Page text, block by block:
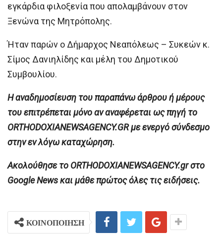
εγκάρδια φιλοξενία που απολαμβάνουν στον
Ξενώνα της Μητρόπολης.
Ήταν παρών ο Δήμαρχος Νεαπόλεως – Συκεών κ.
Σίμος Δανιηλίδης και μέλη του Δημοτικού
Συμβουλίου.
H αναδημοσίευση του παραπάνω άρθρου ή μέρους
του επιτρέπεται μόνο αν αναφέρεται ως πηγή το
ORTHODOXIANEWSAGENCY.GR με ενεργό σύνδεσμο
στην εν λόγω καταχώρηση.
Ακολούθησε το ORTHODOXIANEWSAGENCY.gr στο
Google News και μάθε πρώτος όλες τις ειδήσεις.
ΚΟΙΝΟΠΟΙΗΣΗ